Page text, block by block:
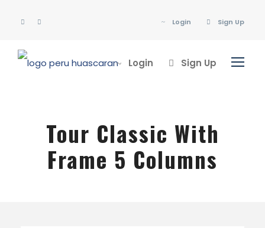
Login Sign Up
Login Sign Up
Tour Classic With
Frame 5 Columns